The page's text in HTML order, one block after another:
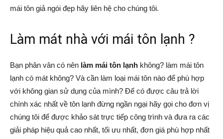
mái tôn giả ngói đẹp hãy liên hệ cho chúng tôi.
Làm mát nhà với mái tôn lạnh ?
Bạn phân vân có nên làm mái tôn lạnh không? làm mái tôn
lạnh có mát không? Và cần làm loại mái tôn nào để phù hợp
với không gian sử dụng của mình? Để có được câu trả lời
chính xác nhất về tôn lạnh đừng ngần ngại hãy gọi cho đơn vị
chúng tôi để được khảo sát trực tiếp công trình và đưa ra các
giải pháp hiệu quả cao nhất, tối ưu nhất, đơn giá phù hợp nhất